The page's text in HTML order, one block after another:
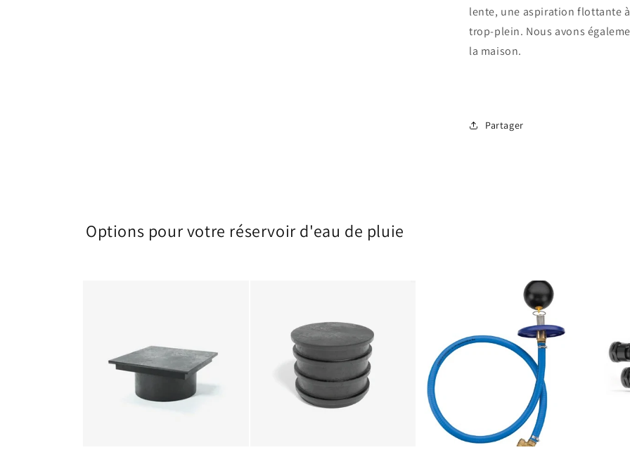
lente, une aspiration flottante
trop-plein. Nous avons
la maison.
Partager
Options pour votre réservoir d'eau de pluie